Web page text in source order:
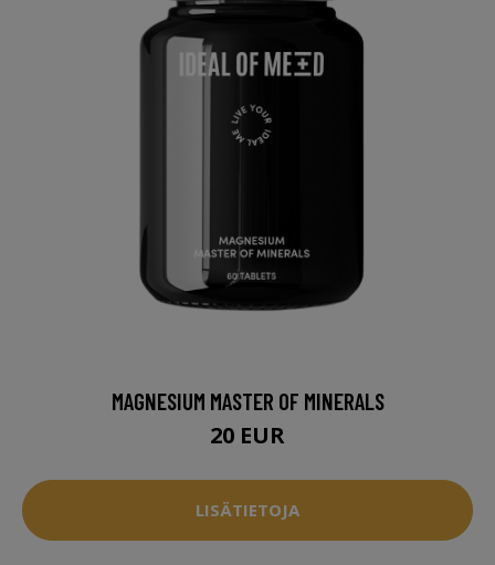
MAGNESIUM MASTER OF MINERALS
20 EUR
LISÄTIETOJA